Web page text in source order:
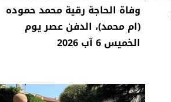
وفاة الحاجة رقية محمد حموده
(ام محمد)، الدفن عصر يوم
الخميس 6 آب 2026